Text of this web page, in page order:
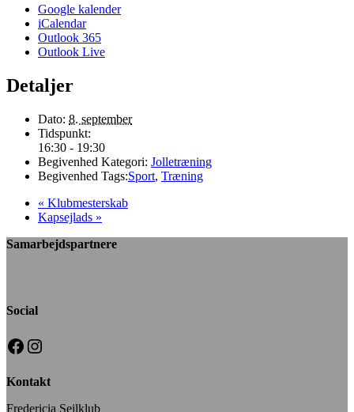
Google kalender
iCalendar
Outlook 365
Outlook Live
Detaljer
Dato: 8. september
Tidspunkt:
16:30 - 19:30
Begivenhed Kategori: Jolletræning
Begivenhed Tags:Sport, Træning
« Klubmesterskab
Kapsejlads »
Samarbejdspartnere
Social
Facebook
Instagram
Kontakt
Fredericia Sejlklub